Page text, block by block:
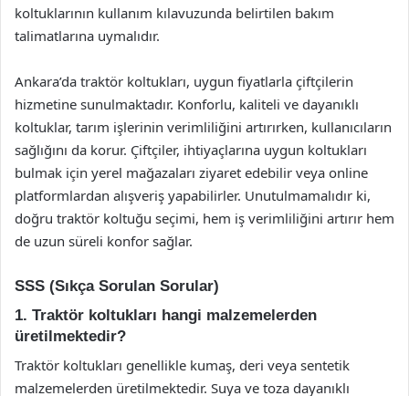
koltuklarının kullanım kılavuzunda belirtilen bakım
talimatlarına uymalıdır.
Ankara’da traktör koltukları, uygun fiyatlarla çiftçilerin
hizmetine sunulmaktadır. Konforlu, kaliteli ve dayanıklı
koltuklar, tarım işlerinin verimliliğini artırırken, kullanıcıların
sağlığını da korur. Çiftçiler, ihtiyaçlarına uygun koltukları
bulmak için yerel mağazaları ziyaret edebilir veya online
platformlardan alışveriş yapabilirler. Unutulmamalıdır ki,
doğru traktör koltuğu seçimi, hem iş verimliliğini artırır hem
de uzun süreli konfor sağlar.
SSS (Sıkça Sorulan Sorular)
1. Traktör koltukları hangi malzemelerden
üretilmektedir?
Traktör koltukları genellikle kumaş, deri veya sentetik
malzemelerden üretilmektedir. Suya ve toza dayanıklı